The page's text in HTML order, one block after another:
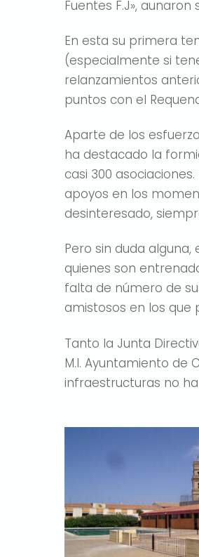
Fuentes F.J»,
En esta su primera
(especialmente si
relanzamientos
puntos con el
Aparte de los
ha destacado la
casi 300
apoyos en los
desinteresado,
Pero sin duda
quienes son
falta de número de
amistosos en los que
Tanto la Junta
M.I. Ayuntamiento de
infraestructuras no